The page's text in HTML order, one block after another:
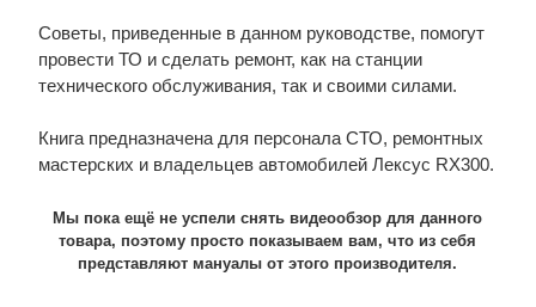
Советы, приведенные в данном руководстве, помогут
провести ТО и сделать ремонт, как на станции
технического обслуживания, так и своими силами.
Книга предназначена для персонала СТО, ремонтных
мастерских и владельцев автомобилей Лексус RX300.
Мы пока ещё не успели снять видеообзор для данного
товара, поэтому просто показываем вам, что из себя
представляют мануалы от этого производителя.